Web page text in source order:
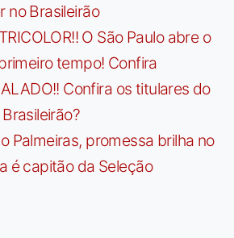
no Brasileirão
O São Paulo abre o
tempo! Confira
Confira os titulares do
Palmeiras, promessa brilha no
é capitão da Seleção